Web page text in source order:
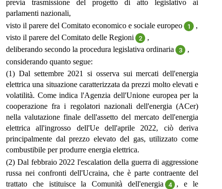
previa trasmissione del progetto di atto legislativo ai
parlamenti nazionali,
visto il parere del Comitato economico e sociale europeo
1
,
visto il parere del Comitato delle Regioni
2
,
deliberando secondo la procedura legislativa ordinaria
3
,
considerando quanto segue:
(1) Dal settembre 2021 si osserva sui mercati dell'energia
elettrica una situazione caratterizzata da prezzi molto elevati e
volatilità. Come indica l'Agenzia dell'Unione europea per la
cooperazione fra i regolatori nazionali dell'energia (ACer)
nella valutazione finale dell'assetto del mercato dell'energia
elettrica all'ingrosso dell'Ue dell'aprile 2022, ciò deriva
principalmente dal prezzo elevato del gas, utilizzato come
combustibile per produrre energia elettrica.
(2) Dal febbraio 2022 l'escalation della guerra di aggressione
russa nei confronti dell'Ucraina, che è parte contraente del
trattato che istituisce la Comunità dell'energia
4
, e le